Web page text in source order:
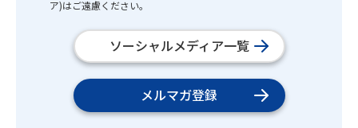
ア)はご遠慮ください。
ソーシャルメディア一覧
メルマガ登録